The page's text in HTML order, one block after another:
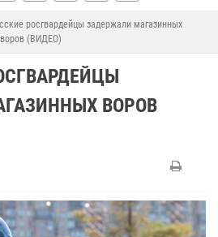
росгвардейцы задержали магазинных
воров (ВИДЕО)
ВОРОВ